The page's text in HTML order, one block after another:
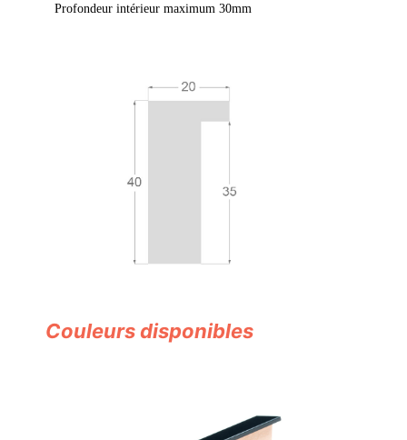
Profondeur intérieur maximum 30mm
Couleurs disponibles